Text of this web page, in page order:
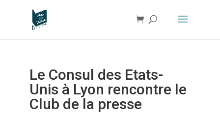
Le Consul des Etats-
Unis à Lyon rencontre le
Club de la presse